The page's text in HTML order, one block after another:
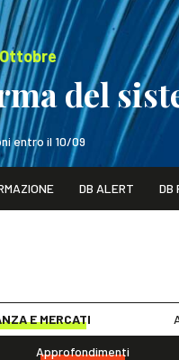
del
entro il 10/09
WEBINAR / 1°
DB ALERT DB
E MERCATI
Approfondimenti